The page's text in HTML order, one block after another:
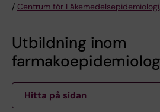
Breadcrumb
/ Centrum för Läkemedelsepidemiologi
Utbildning inom
Hitta på sidan